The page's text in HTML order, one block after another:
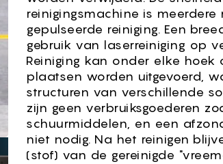
reinigingsmachine is
gepulseerde reiniging. Een
gebruik van laserreiniging op
Reiniging kan onder elke
plaatsen worden uitgevoerd,
structuren van verschillende
zijn geen verbruiksgoederen
schuurmiddelen, en een
niet nodig. Na het reinigen
(stof) van de gereinigde